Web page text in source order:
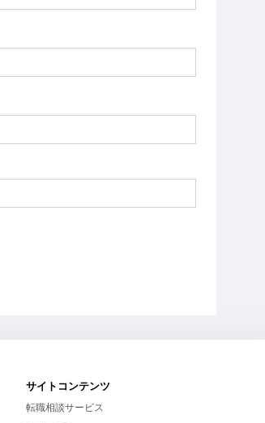
サイトコンテンツ
転職相談サービス